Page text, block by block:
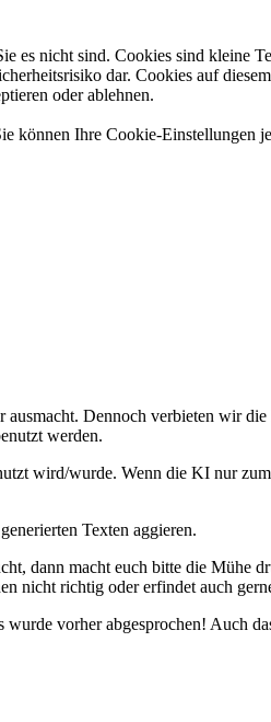
es nicht sind. Cookies sind kleine
dar. Cookies auf
oder ablehnen.
können Ihre Cookie-Einstellungen
ausmacht. Dennoch verbieten wir
werden.
wird/wurde. Wenn die KI nur zum
Texten aggieren.
dann macht euch bitte die Mühe
nicht richtig oder erfindet auch
vorher abgesprochen! Auch